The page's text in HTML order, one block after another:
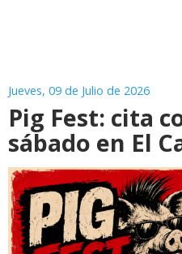
Jueves, 09 de Julio de 2026
Pig Fest: cita
sábado en El